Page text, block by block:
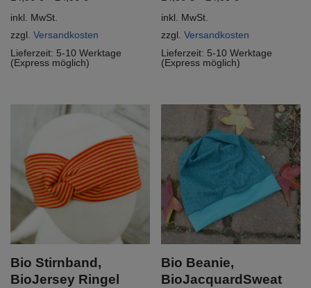
inkl. MwSt.
zzgl. Versandkosten
Lieferzeit: 5-10 Werktage
(Express möglich)
inkl. MwSt.
zzgl.Versandkosten
Lieferzeit: 5-10 Werktage
(Express möglich)
Bio Stirnband,
BioJersey Ringel
Bio Beanie,
BioJacquardSweat